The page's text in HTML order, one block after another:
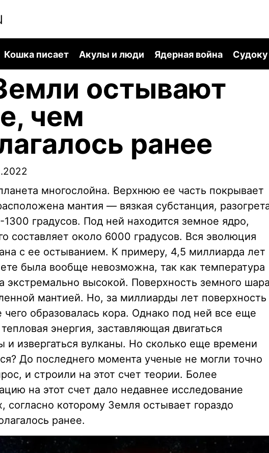
Кошка писает Акулы и люди Ядерная война
остывают
чем
ранее
многослойна. Верхнюю ее часть покрывает
мантия — вязкая субстанция,
градусов. Под ней находится земное ядро,
составляет около 6000 градусов. Вся эволюция
с ее остыванием. К примеру, 4,5 миллиарда лет
была вообще невозможна, так как температура
экстремально высокой. Поверхность земного шара
мантией. Но, за миллиарды лет поверхность
чего образовалась кора. Однако под ней все еще
энергия, заставляющая двигаться
и извергаться вулканы. Но сколько еще времени
До последнего момента ученые не могли точно
и строили на этот счет теории. Более
на этот счет дало недавнее исследование
согласно которому Земля остывает гораздо
ранее.